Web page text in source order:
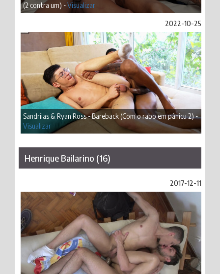
(2 contra um) -Visualizar
2022-10-25
Sandriias & Ryan Ross - Bareback (Com o rabo em pânicu 2) -
Visualizar
Henrique Bailarino (16)
2017-12-11